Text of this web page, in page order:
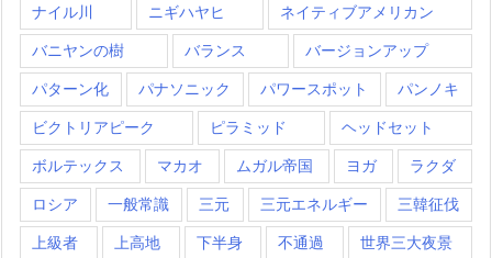
ナイル川 ニギハヤヒ ネイティブアメリカン
バニヤンの樹 バランス バージョンアップ
パターン化 パナソニック パワースポット パンノキ
ビクトリアピーク ピラミッド ヘッドセット
ボルテックス マカオ ムガル帝国 ヨガ ラクダ
ロシア 一般常識 三元 三元エネルギー 三韓征伐
上級者 上高地 下半身 不通過 世界三大夜景